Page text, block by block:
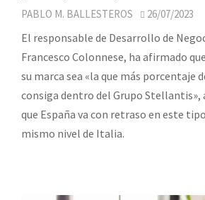
PABLO M. BALLESTEROS 26/07/2023
El responsable de Desarrollo de
Francesco Colonnese, ha afirmado
su marca sea «la que más porcentaje
consiga dentro del Grupo Stellantis»,
que España va con retraso en este
mismo nivel de Italia.